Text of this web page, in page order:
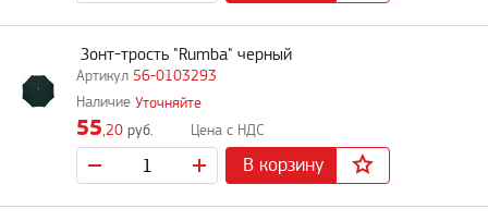
56-0103293
Зонт-трость "Rumba" черный
Уточняйте
55,20 руб.
В корзину